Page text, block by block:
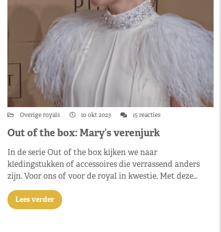
Overige royals 10 okt 2023 15 reacties
Out of the box: Mary’s verenjurk
In de serie Out of the box kijken we naar
kledingstukken of accessoires die verrassend anders
zijn. Voor ons of voor de royal in kwestie. Met deze…
Lees verder